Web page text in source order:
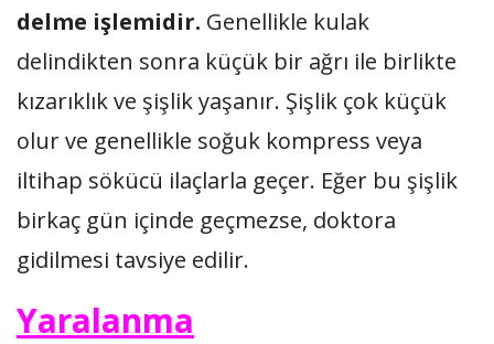
delme işlemidir. Genellikle kulak
delindikten sonra küçük bir ağrı ile birlikte
kızarıklık ve şişlik yaşanır. Şişlik çok küçük
olur ve genellikle soğuk kompress veya
iltihap sökücü ilaçlarla geçer. Eğer bu şişlik
birkaç gün içinde geçmezse, doktora
gidilmesi tavsiye edilir.
Yaralanma